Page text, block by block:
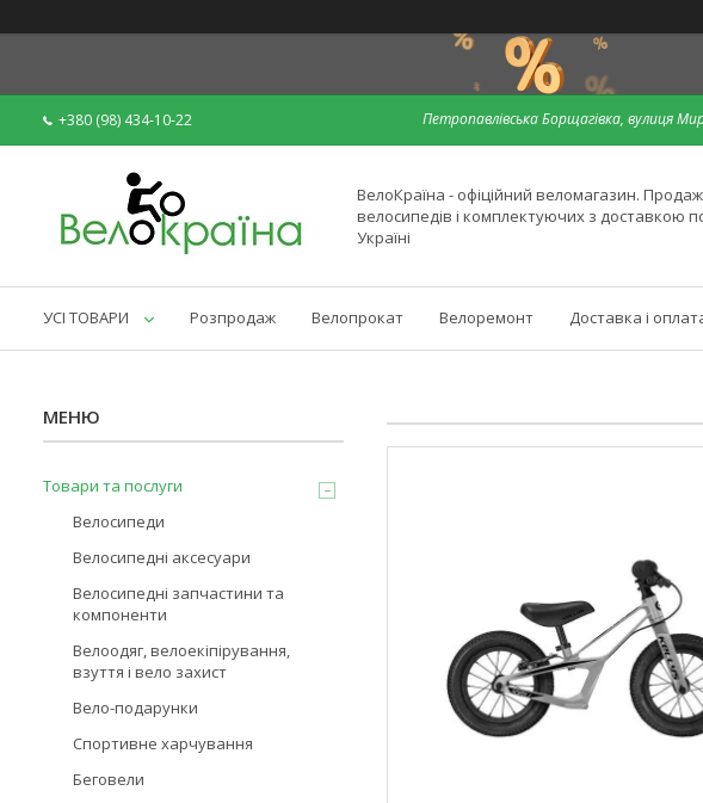
+380 (98) 434-10-22 Петропавлівська Борщагівка, вулиця
ВелоКраїна - офіційний веломагазин. Продаж
велосипедів і комплектуючих з доставкою
Україні
УСІ ТОВАРИ Розпродаж Велопрокат Велоремонт Доставка і
Товари та послуги
Велосипеди
Велосипедні аксесуари
Велосипедні запчастини та
компоненти
Велоодяг, велоекіпірування,
взуття і вело захист
Вело-подарунки
Спортивне харчування
Беговели